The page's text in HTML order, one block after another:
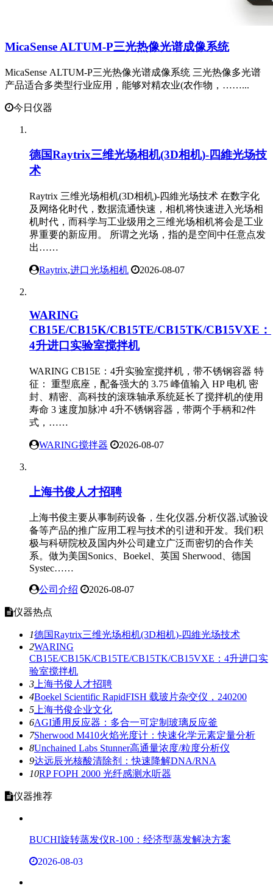
MicaSense ALTUM-P三光热像光谱成像系统
MicaSense ALTUM-P三光热像光谱成像系统 三光热像多光谱
产品适合多类型行业应用，能够对精农业(农作物，……...
今日仪器
德国Raytrix三维光场相机(3D相机)-四維光场技
术
Raytrix 三维光场相机(3D相机)-四維光场技术 在数字化
及网络化时代，数据流通快速，相机将快速进入光场相
机时代，而科学与工业级用之三维光场相机将会是工业
界重要的新应用。 所谓之光场，指的是空间中任意点发
出……
Raytrix,进口光场相机 2026-08-07
WARING
CB15E/CB15K/CB15TE/CB15TK/CB15VXE：
4升进口实验室搅拌机
WARING CB15E：4升实验室搅拌机，带不锈钢容器 特
征： 重型底座，配备强大的 3.75 峰值输入 HP 电机 密
封、精密、高科技的滚珠轴承系统延长了搅拌机的使用
寿命 3 速度加脉冲 4升不锈钢容器，带两个手柄和2件
式，……
WARING搅拌器 2026-08-07
上海书俊人才招聘
上海书俊主要从事制药设备，生化仪器,分析仪器,试验设
备等产品的推广应用工程与技术的引进和开发。我们积
极与科研院校及国内外公司建立广泛而密切的合作关
系。做为美国Sonics、Boekel、英国 Sherwood、德国
Systec……
公司介绍 2026-08-07
仪器热点
1德国Raytrix三维光场相机(3D相机)-四維光场技术
2WARING
CB15E/CB15K/CB15TE/CB15TK/CB15VXE：4升进口实
验室搅拌机
3 上海书俊人才招聘
4Boekel Scientific RapidFISH 载玻片杂交仪，240200
5 上海书俊企业文化
6AGI通用反应器：多合一可定制玻璃反应釜
7Sherwood M410火焰光度计：快速化学元素定量分析
8Unchained Labs Stunner高通量浓度/粒度分析仪
9达远辰光核酸清除剂：快速降解DNA/RNA
10RP FOPH 2000 光纤感测水听器
仪器推荐
BUCHI旋转蒸发仪R-100：经济型蒸发解决方案
2026-08-03